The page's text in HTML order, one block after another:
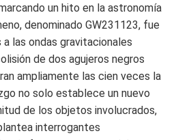
un hito en la astronomía
denominado GW231123, fue
las ondas gravitacionales
de dos agujeros negros
ampliamente las cien veces la
no solo establece un nuevo
de los objetos involucrados,
interrogantes